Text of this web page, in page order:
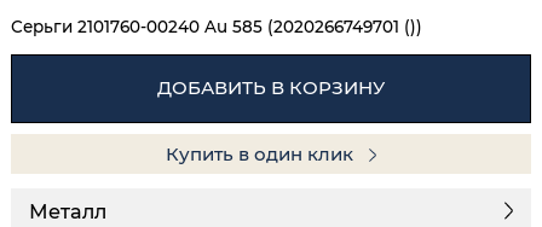
Серьги 2101760-00240 Au 585 (2020266749701 ())
ДОБАВИТЬ В КОРЗИНУ
Купить в один клик
Металл